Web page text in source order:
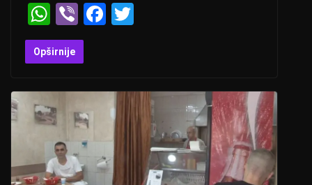
W
h
at
A
p
p
Vi
b
er
F
b
o
o
k
Opširnije